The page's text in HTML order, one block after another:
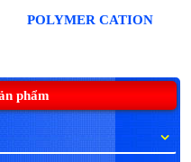
phẩm
POLYMER CATION